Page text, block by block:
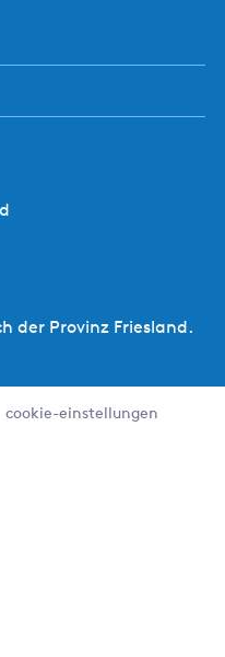
der Provinz Friesland.
cookie-einstellungen